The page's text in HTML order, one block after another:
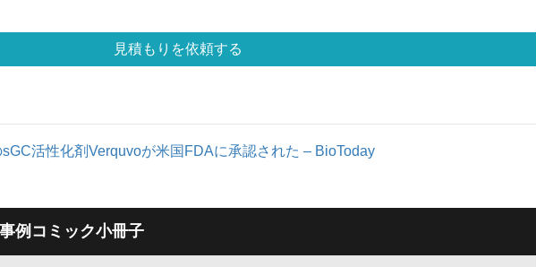
見積もりを依頼する
活性化剤Verquvoが米国FDAに承認された – BioToday
例コミック小冊子